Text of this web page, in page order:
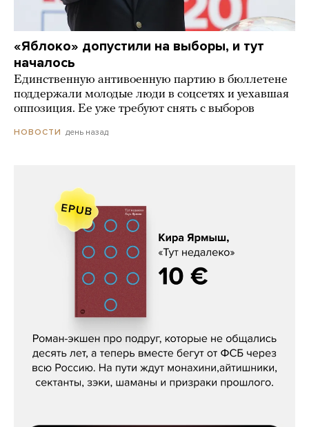
«Яблоко» допустили на выборы, и тут
началось
Единственную антивоенную партию в бюллетене
поддержали молодые люди в соцсетях и уехавшая
оппозиция. Ее уже требуют снять с выборов
НОВОСТИ день назад
Кира Ярмыш, «Тут недалеко»